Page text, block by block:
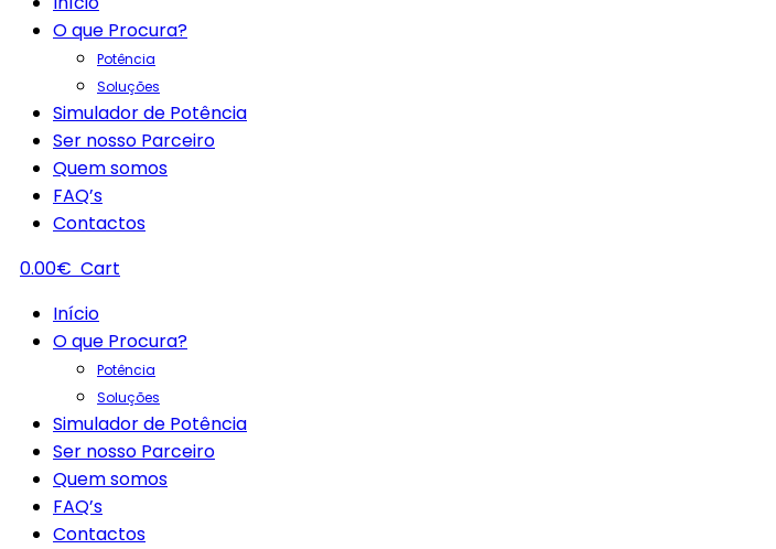
O que Procura?
Potência
Soluções
Simulador de Potência
Ser nosso Parceiro
Quem somos
FAQ’s
Contactos
0.00€ Cart
Início
O que Procura?
Potência
Soluções
Simulador de Potência
Ser nosso Parceiro
Quem somos
FAQ’s
Contactos